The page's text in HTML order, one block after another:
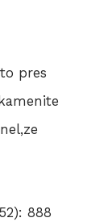
pres
888